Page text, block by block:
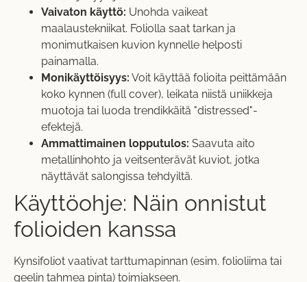
Vaivaton käyttö: Unohda vaikeat
maalaustekniikat. Foliolla saat tarkan ja
monimutkaisen kuvion kynnelle helposti
painamalla.
Monikäyttöisyys: Voit käyttää folioita peittämään
koko kynnen (full cover), leikata niistä uniikkeja
muotoja tai luoda trendikkäitä "distressed"-
efektejä.
Ammattimainen lopputulos: Saavuta aito
metallinhohto ja veitsenterävät kuviot, jotka
näyttävät salongissa tehdyiltä.
Käyttöohje: Näin onnistut
folioiden kanssa
Kynsifoliot vaativat tarttumapinnan (esim. folioliima tai
geelin tahmea pinta) toimiakseen.